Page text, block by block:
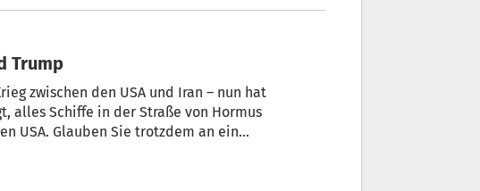
überprüft.
Trump
zwischen den USA und Iran – nun hat
alles Schiffe in der Straße von Hormus
USA. Glauben Sie trotzdem an ein